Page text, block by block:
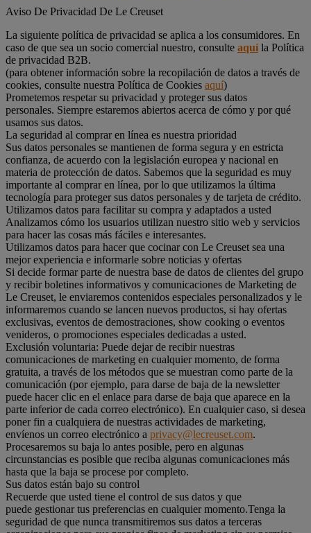
Aviso De Privacidad De Le Creuset
La siguiente política de privacidad se aplica a los consumidores. En
caso de que sea un socio comercial nuestro, consulte aquíla Política
de privacidad B2B.
(para obtener información sobre la recopilación de datos a través de
cookies, consulte nuestra Política de Cookies aquí)
Prometemos respetar su privacidad y proteger sus datos
personales. Siempre estaremos abiertos acerca de cómo y por qué
usamos sus datos.
La seguridad al comprar en línea es nuestra prioridad
Sus datos personales se mantienen de forma segura y en estricta
confianza, de acuerdo con la legislación europea y nacional en
materia de protección de datos. Sabemos que la seguridad es muy
importante al comprar en línea, por lo que utilizamos la última
tecnología para proteger sus datos personales y de tarjeta de crédito.
Utilizamos datos para facilitar su compra y adaptados a usted
Analizamos cómo los usuarios utilizan nuestro sitio web y servicios
para hacer las cosas más fáciles e interesantes.
Utilizamos datos para hacer que cocinar con Le Creuset sea una
mejor experiencia e informarle sobre noticias y ofertas
Si decide formar parte de nuestra base de datos de clientes del grupo
y recibir boletines informativos y comunicaciones de Marketing de
Le Creuset, le enviaremos contenidos especiales personalizados y le
informaremos cuando se lancen nuevos productos, si hay ofertas
exclusivas, eventos de demostraciones, show cooking o eventos
venideros, o promociones especiales dedicadas a usted.
Exclusión voluntaria: Puede dejar de recibir nuestras
comunicaciones de marketing en cualquier momento, de forma
gratuita, a través de los métodos que se muestran como parte de la
comunicación (por ejemplo, para darse de baja de la newsletter
puede hacer clic en el enlace para darse de baja que aparece en la
parte inferior de cada correo electrónico). En cualquier caso, si desea
poner fin a cualquiera de nuestras actividades de marketing,
envíenos un correo electrónico a privacy@lecreuset.com.
Procesaremos su baja lo antes posible, pero en algunas
circunstancias es posible que reciba algunas comunicaciones más
hasta que la baja se procese por completo.
Sus datos están bajo su control
Recuerde que usted tiene el control de sus datos y que
puede gestionar tus preferencias en cualquier momento.Tenga la
seguridad de que nunca transmitiremos sus datos a terceras